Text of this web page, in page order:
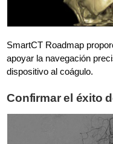
SmartCT Roadmap
apoyar la navegación
dispositivo al coágulo.
Confirmar el éxito